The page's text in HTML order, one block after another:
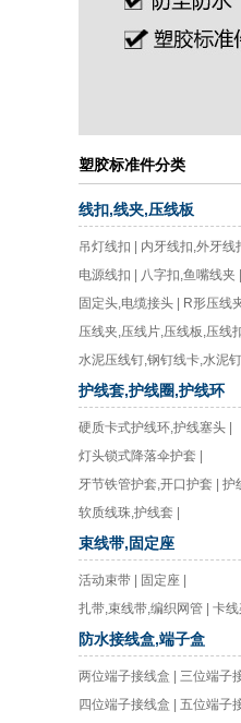
塑胶标准件分类
线扣,线夹,压线板
吊灯线扣 内牙线扣,外牙线
电源线扣
八字扣,鱼嘴线夹
固定头,电缆接头
R形压线
压线夹,压线片,压线板,压线
水泥压线钉,钢钉线卡,水泥
护线套,护线圈,护线环
硬质卡式护线环,护线塞头
灯头锁式降落伞护套
牙节铁管护套,开口护套
护
软质线珠,护线套
束线带,固定座
活动束带 固定座
扎带,束线带,编织网管
卡线
防水接线盒,端子盒
两位端子接线盒 三位端子
四位端子接线盒
五位端子